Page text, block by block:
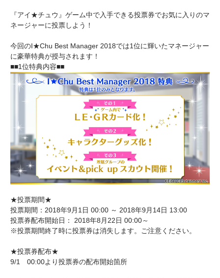
『アイ★チュウ』ゲーム中で入手できる投票券でお気に入りのマ
ネージャーに投票しよう！
今回のI★Chu Best Manager 2018では1位に輝いたマネージャー
に豪華特典が授与されます！
■■1位特典内容■■
★投票期間★
投票期間：2018年9月1日 00:00 ～ 2018年9月14日 13:00
投票券配布開始日： 2018年8月22日 00:00～
※投票期間終了時に投票券は消失します。ご注意ください。
★投票券配布★
9/1 00:00より投票券の配布開始箇所